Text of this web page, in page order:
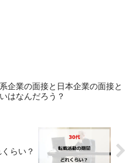
企業の面接と日本企業の面接と
はなんだろう？
らい？